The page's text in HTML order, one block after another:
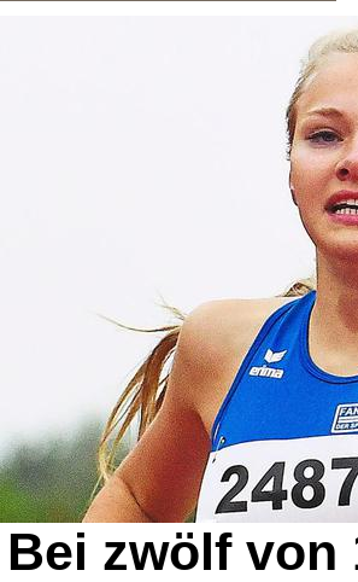
Bei zwölf von